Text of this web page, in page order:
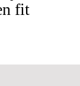
fit